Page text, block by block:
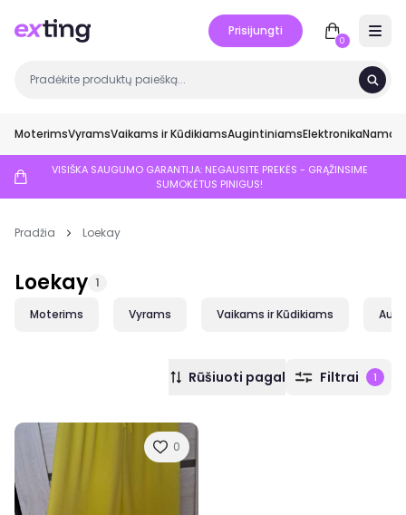
Prisijungti
0
MoterimsVyramsVaikams ir KūdikiamsAugintiniamsElektronikaNamai
VISIŠKA SAUGUMO GARANTIJA: NEGAUSITE PREKĖS - GRĄŽINSIME
SUMOKĖTUS PINIGUS!
Pradžia Loekay
Loekay 1
Moterims Vyrams Vaikams ir Kūdikiams
Rūšiuoti pagal Filtrai 1
0